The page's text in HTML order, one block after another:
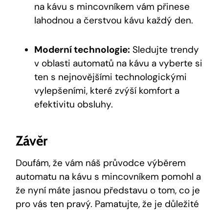
na kávu s mincovníkem vám přinese
lahodnou a čerstvou kávu každý den.
Moderní technologie: Sledujte trendy
v oblasti automatů na kávu a vyberte si
ten s nejnovějšími technologickými
vylepšeními, které zvýší komfort a
efektivitu obsluhy.
Závěr
Doufám, že vám náš průvodce výběrem
automatu na kávu s mincovníkem pomohl a
že nyní máte jasnou představu o tom, co je
pro vás ten pravý. Pamatujte, že je důležité